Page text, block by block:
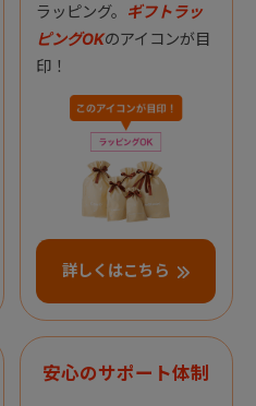
ラッピング。 ギフトラッ
ピングOKのアイコンが目
印！
詳しくはこちら
安心のサポート体制